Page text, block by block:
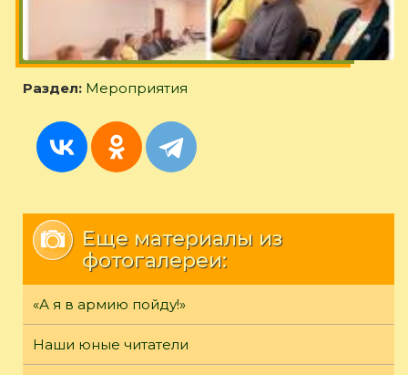
Раздел: Мероприятия
Еще материалы из
фотогалереи:
«А я в армию пойду!»
Наши юные читатели